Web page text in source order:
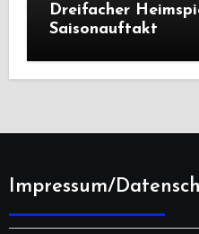
Dreifacher
Saisonauftakt
Impressum/